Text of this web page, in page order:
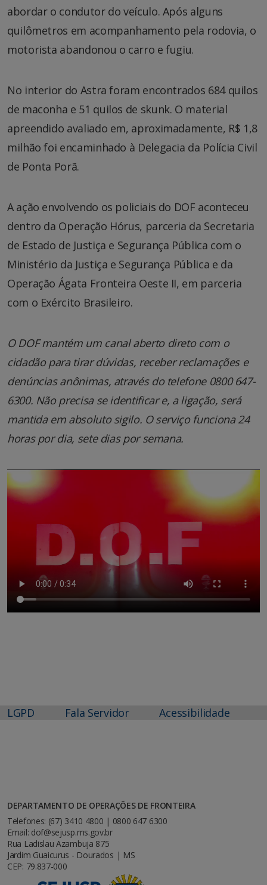
abordar o condutor do veículo. Após alguns
quilômetros em acompanhamento pela rodovia, o
motorista abandonou o carro e fugiu.
No interior do Astra foram encontrados 684 quilos
de maconha e 51 quilos de skunk. O material
apreendido avaliado em, aproximadamente, R$ 1,8
milhão foi encaminhado à Delegacia da Polícia Civil
de Ponta Porã.
A ação envolvendo os policiais do DOF aconteceu
dentro da Operação Hórus, parceria da Secretaria
de Estado de Justiça e Segurança Pública com o
Ministério da Justiça e Segurança Pública e da
Operação Ágata Fronteira Oeste II, em parceria
com o Exército Brasileiro.
O DOF mantém um canal aberto direto com o
cidadão para tirar dúvidas, receber reclamações e
denúncias anônimas, através do telefone 0800 647-
6300. Não precisa se identificar e, a ligação, será
mantida em absoluto sigilo. O serviço funciona 24
horas por dia, sete dias por semana.
LGPD Fala Servidor Acessibilidade
DEPARTAMENTO DE OPERAÇÕES DE FRONTEIRA
Telefones: (67) 3410 4800 | 0800 647 6300
Email: dof@sejusp.ms.gov.br
Rua Ladislau Azambuja 875
Jardim Guaicurus - Dourados | MS
CEP: 79.837-000